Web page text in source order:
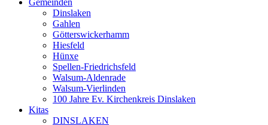
Gemeinden
Dinslaken
Gahlen
Götterswickerhamm
Hiesfeld
Hünxe
Spellen-Friedrichsfeld
Walsum-Aldenrade
Walsum-Vierlinden
100 Jahre Ev. Kirchenkreis Dinslaken
Kitas
DINSLAKEN